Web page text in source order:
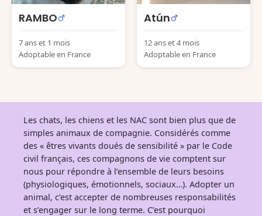
RAMBO
7 ans et 1 mois
Adoptable en France
Atún
12 ans et 4 mois
Adoptable en France
Les chats, les chiens et les NAC sont bien plus que de
simples animaux de compagnie. Considérés comme
des « êtres vivants doués de sensibilité » par le Code
civil français, ces compagnons de vie comptent sur
nous pour répondre à l’ensemble de leurs besoins
(physiologiques, émotionnels, sociaux…). Adopter un
animal, c’est accepter de nombreuses responsabilités
et s’engager sur le long terme. C’est pourquoi